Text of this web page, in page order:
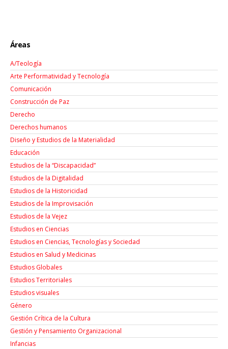
Áreas
A/Teología
Arte Performatividad y Tecnología
Comunicación
Construcción de Paz
Derecho
Derechos humanos
Diseño y Estudios de la Materialidad
Educación
Estudios de la “Discapacidad”
Estudios de la Digitalidad
Estudios de la Historicidad
Estudios de la Improvisación
Estudios de la Vejez
Estudios en Ciencias
Estudios en Ciencias, Tecnologías y Sociedad
Estudios en Salud y Medicinas
Estudios Globales
Estudios Territoriales
Estudios visuales
Género
Gestión Crítica de la Cultura
Gestión y Pensamiento Organizacional
Infancias